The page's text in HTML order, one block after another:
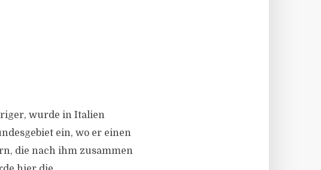
wurde in Italien
ein, wo er einen
die nach ihm zusammen